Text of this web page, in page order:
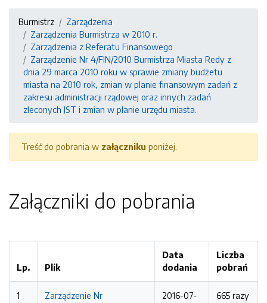
Burmistrz
Zarządzenia
Zarządzenia Burmistrza w 2010 r.
Zarządzenia z Referatu Finansowego
Zarządzenie Nr 4/FIN/2010 Burmistrza Miasta Redy z
dnia 29 marca 2010 roku w sprawie zmiany budżetu
miasta na 2010 rok, zmian w planie finansowym zadań z
zakresu administracji rządowej oraz innych zadań
zleconych JST i zmian w planie urzędu miasta.
Treść do pobrania w załączniku poniżej.
Załączniki do pobrania
Lp. Plik
Data
dodania
Liczba
pobrań
1
Zarządzenie Nr
2016-07-
665 razy